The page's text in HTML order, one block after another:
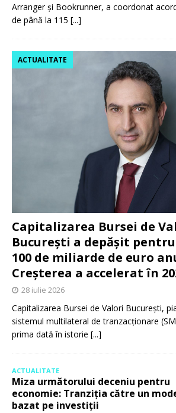
Arranger și Bookrunner, a coordonat
de până la 115 [...]
Capitalizarea Bursei de
București a depășit
100 de miliarde de euro
Creșterea a accelerat în
ACTUALITATE
28 iulie 2026
Capitalizarea Bursei de Valori București,
sistemul multilateral de tranzacționare
prima dată în istorie [...]
ACTUALITATE
Miza următorului deceniu pentru
economie: Tranziția către un
bazat pe investiții